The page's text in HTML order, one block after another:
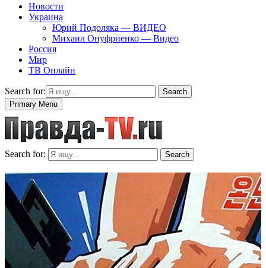
Новости
Украина
Юрий Подоляка — ВИДЕО
Михаил Онуфриенко — Видео
Россия
Мир
ТВ Онлайн
Search for:
Search
Primary Menu
Search for: Search